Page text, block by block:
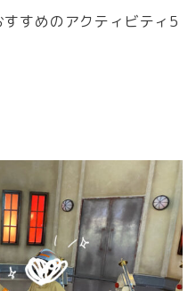
すめのアクティビティ5